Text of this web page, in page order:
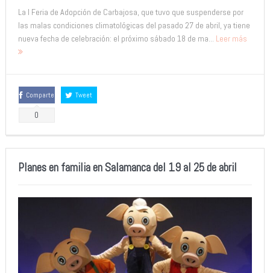
La I Feria de Adopción de Carbajosa, que tuvo que suspenderse por
las malas condiciones climatológicas del pasado 27 de abril, ya tiene
nueva fecha de celebración: el próximo sábado 18 de ma... Leer más
Comparte
0
Tweet
Planes en familia en Salamanca del 19 al 25 de abril